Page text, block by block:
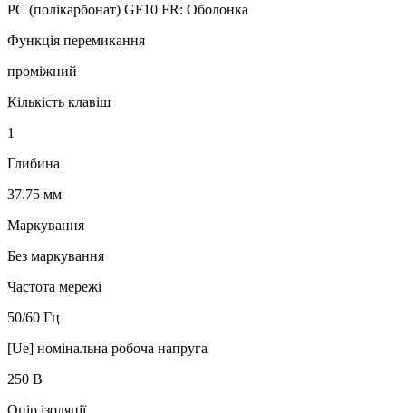
PC (полікарбонат) GF10 FR: Оболонка
Функція перемикання
проміжний
Кількість клавіш
1
Глибина
37.75 мм
Маркування
Без маркування
Частота мережі
50/60 Гц
[Ue] номінальна робоча напруга
250 В
Опір ізоляції